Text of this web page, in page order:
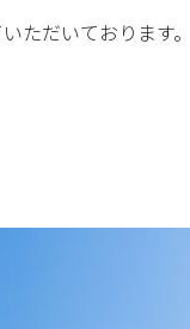
ただいております。